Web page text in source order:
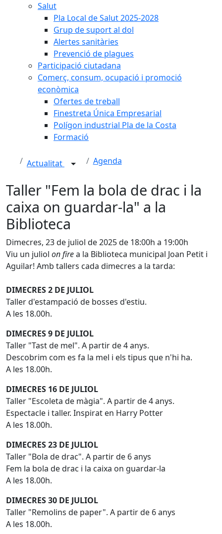
Salut
Pla Local de Salut 2025-2028
Grup de suport al dol
Alertes sanitàries
Prevenció de plagues
Participació ciutadana
Comerç, consum, ocupació i promoció
econòmica
Ofertes de treball
Finestreta Única Empresarial
Polígon industrial Pla de la Costa
Formació
Actualitat Agenda
Taller "Fem la bola de drac i la
caixa on guardar-la" a la
Biblioteca
Dimecres, 23 de juliol de 2025 de 18:00h a 19:00h
Viu un juliol on firea la Biblioteca municipal Joan Petit i
Aguilar! Amb tallers cada dimecres a la tarda:
DIMECRES 2 DE JULIOL
Taller d'estampació de bosses d'estiu.
A les 18.00h.
DIMECRES 9 DE JULIOL
Taller "Tast de mel". A partir de 4 anys.
Descobrim com es fa la mel i els tipus que n'hi ha.
A les 18.00h.
DIMECRES 16 DE JULIOL
Taller "Escoleta de màgia". A partir de 4 anys.
Espectacle i taller. Inspirat en Harry Potter
A les 18.00h.
DIMECRES 23 DE JULIOL
Taller "Bola de drac". A partir de 6 anys
Fem la bola de drac i la caixa on guardar-la
A les 18.00h.
DIMECRES 30 DE JULIOL
Taller "Remolins de paper". A partir de 6 anys
A les 18.00h.